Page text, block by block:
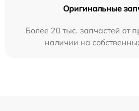
Оригинальные
Более 20 тыс. запчастей от
наличии на